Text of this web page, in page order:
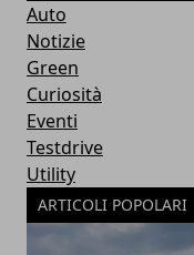
Auto
Notizie
Green
Curiosità
Eventi
Testdrive
Utility
ARTICOLI POPOLARI